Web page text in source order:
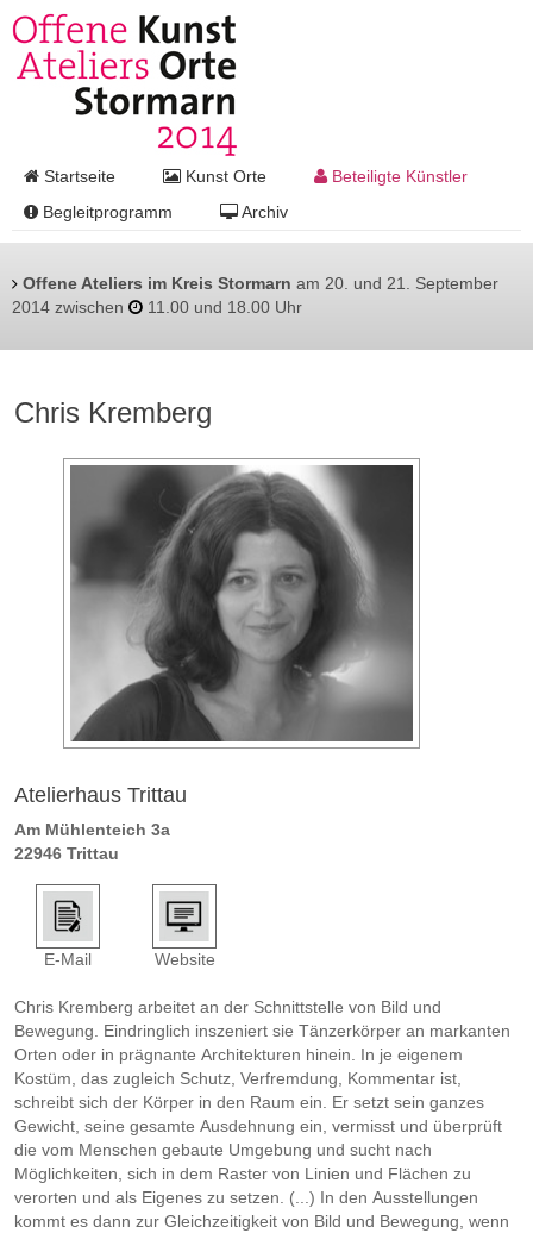
Startseite Kunst Orte
Beteiligte Künstler
Begleitprogramm
Archiv
Offene Ateliers im Kreis Stormarn am 20. und 21. September
2014 zwischen
11.00 und 18.00 Uhr
Chris Kremberg
Atelierhaus Trittau
Am Mühlenteich 3a
22946 Trittau
E-Mail Website
Chris Kremberg arbeitet an der Schnittstelle von Bild und
Bewegung. Eindringlich inszeniert sie Tänzerkörper an markanten
Orten oder in prägnante Architekturen hinein. In je eigenem
Kostüm, das zugleich Schutz, Verfremdung, Kommentar ist,
schreibt sich der Körper in den Raum ein. Er setzt sein ganzes
Gewicht, seine gesamte Ausdehnung ein, vermisst und überprüft
die vom Menschen gebaute Umgebung und sucht nach
Möglichkeiten, sich in dem Raster von Linien und Flächen zu
verorten und als Eigenes zu setzen. (...) In den Ausstellungen
kommt es dann zur Gleichzeitigkeit von Bild und Bewegung, wenn